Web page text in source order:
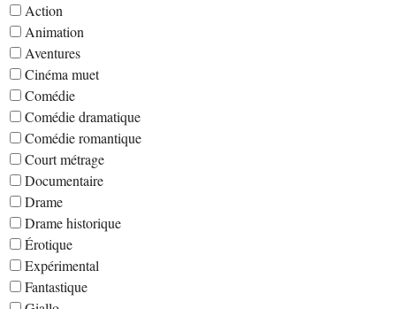
Action
Animation
Aventures
Cinéma muet
Comédie
Comédie dramatique
Comédie romantique
Court métrage
Documentaire
Drame
Drame historique
Érotique
Expérimental
Fantastique